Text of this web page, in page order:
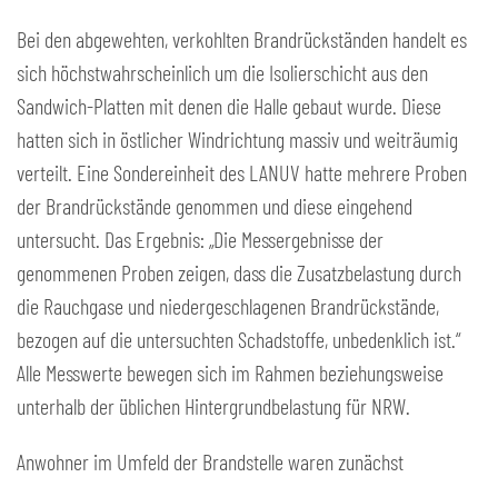
Bei den abgewehten, verkohlten Brandrückständen handelt es
sich höchstwahrscheinlich um die Isolierschicht aus den
Sandwich-Platten mit denen die Halle gebaut wurde. Diese
hatten sich in östlicher Windrichtung massiv und weiträumig
verteilt. Eine Sondereinheit des LANUV hatte mehrere Proben
der Brandrückstände genommen und diese eingehend
untersucht. Das Ergebnis: „Die Messergebnisse der
genommenen Proben zeigen, dass die Zusatzbelastung durch
die Rauchgase und niedergeschlagenen Brandrückstände,
bezogen auf die untersuchten Schadstoffe, unbedenklich ist.“
Alle Messwerte bewegen sich im Rahmen beziehungsweise
unterhalb der üblichen Hintergrundbelastung für NRW.
Anwohner im Umfeld der Brandstelle waren zunächst